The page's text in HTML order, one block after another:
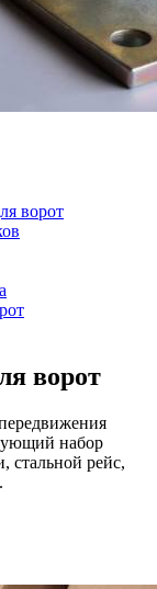
ворот
ворот
набор
стальной рейс,